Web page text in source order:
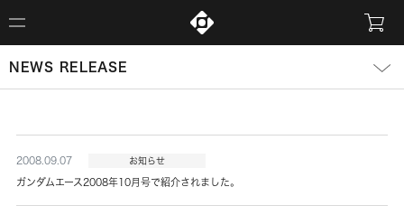
NEWS RELEASE
2008.09.07 お知らせ
ガンダムエース2008年10月号で紹介されました。